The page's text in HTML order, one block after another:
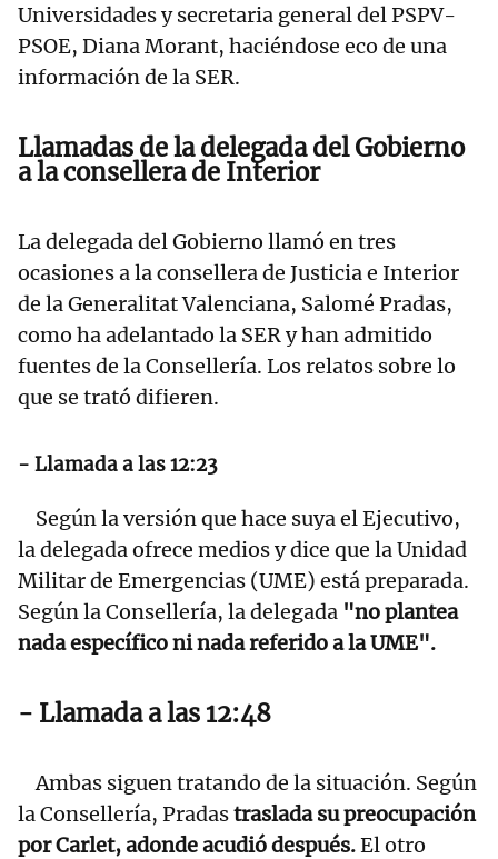
Universidades y secretaria general del PSPV-
PSOE, Diana Morant, haciéndose eco de una
información de la SER.
Llamadas de la delegada del Gobierno
a la consellera de Interior
La delegada del Gobierno llamó en tres
ocasiones a la consellera de Justicia e Interior
de la Generalitat Valenciana, Salomé Pradas,
como ha adelantado la SER y han admitido
fuentes de la Consellería. Los relatos sobre lo
que se trató difieren.
- Llamada a las 12:23
Según la versión que hace suya el Ejecutivo,
la delegada ofrece medios y dice que la Unidad
Militar de Emergencias (UME) está preparada.
Según la Consellería, la delegada "no plantea
nada específico ni nada referido a la UME".
- Llamada a las 12:48
Ambas siguen tratando de la situación. Según
la Consellería, Pradastraslada su preocupación
por Carlet, adonde acudió después.El otro